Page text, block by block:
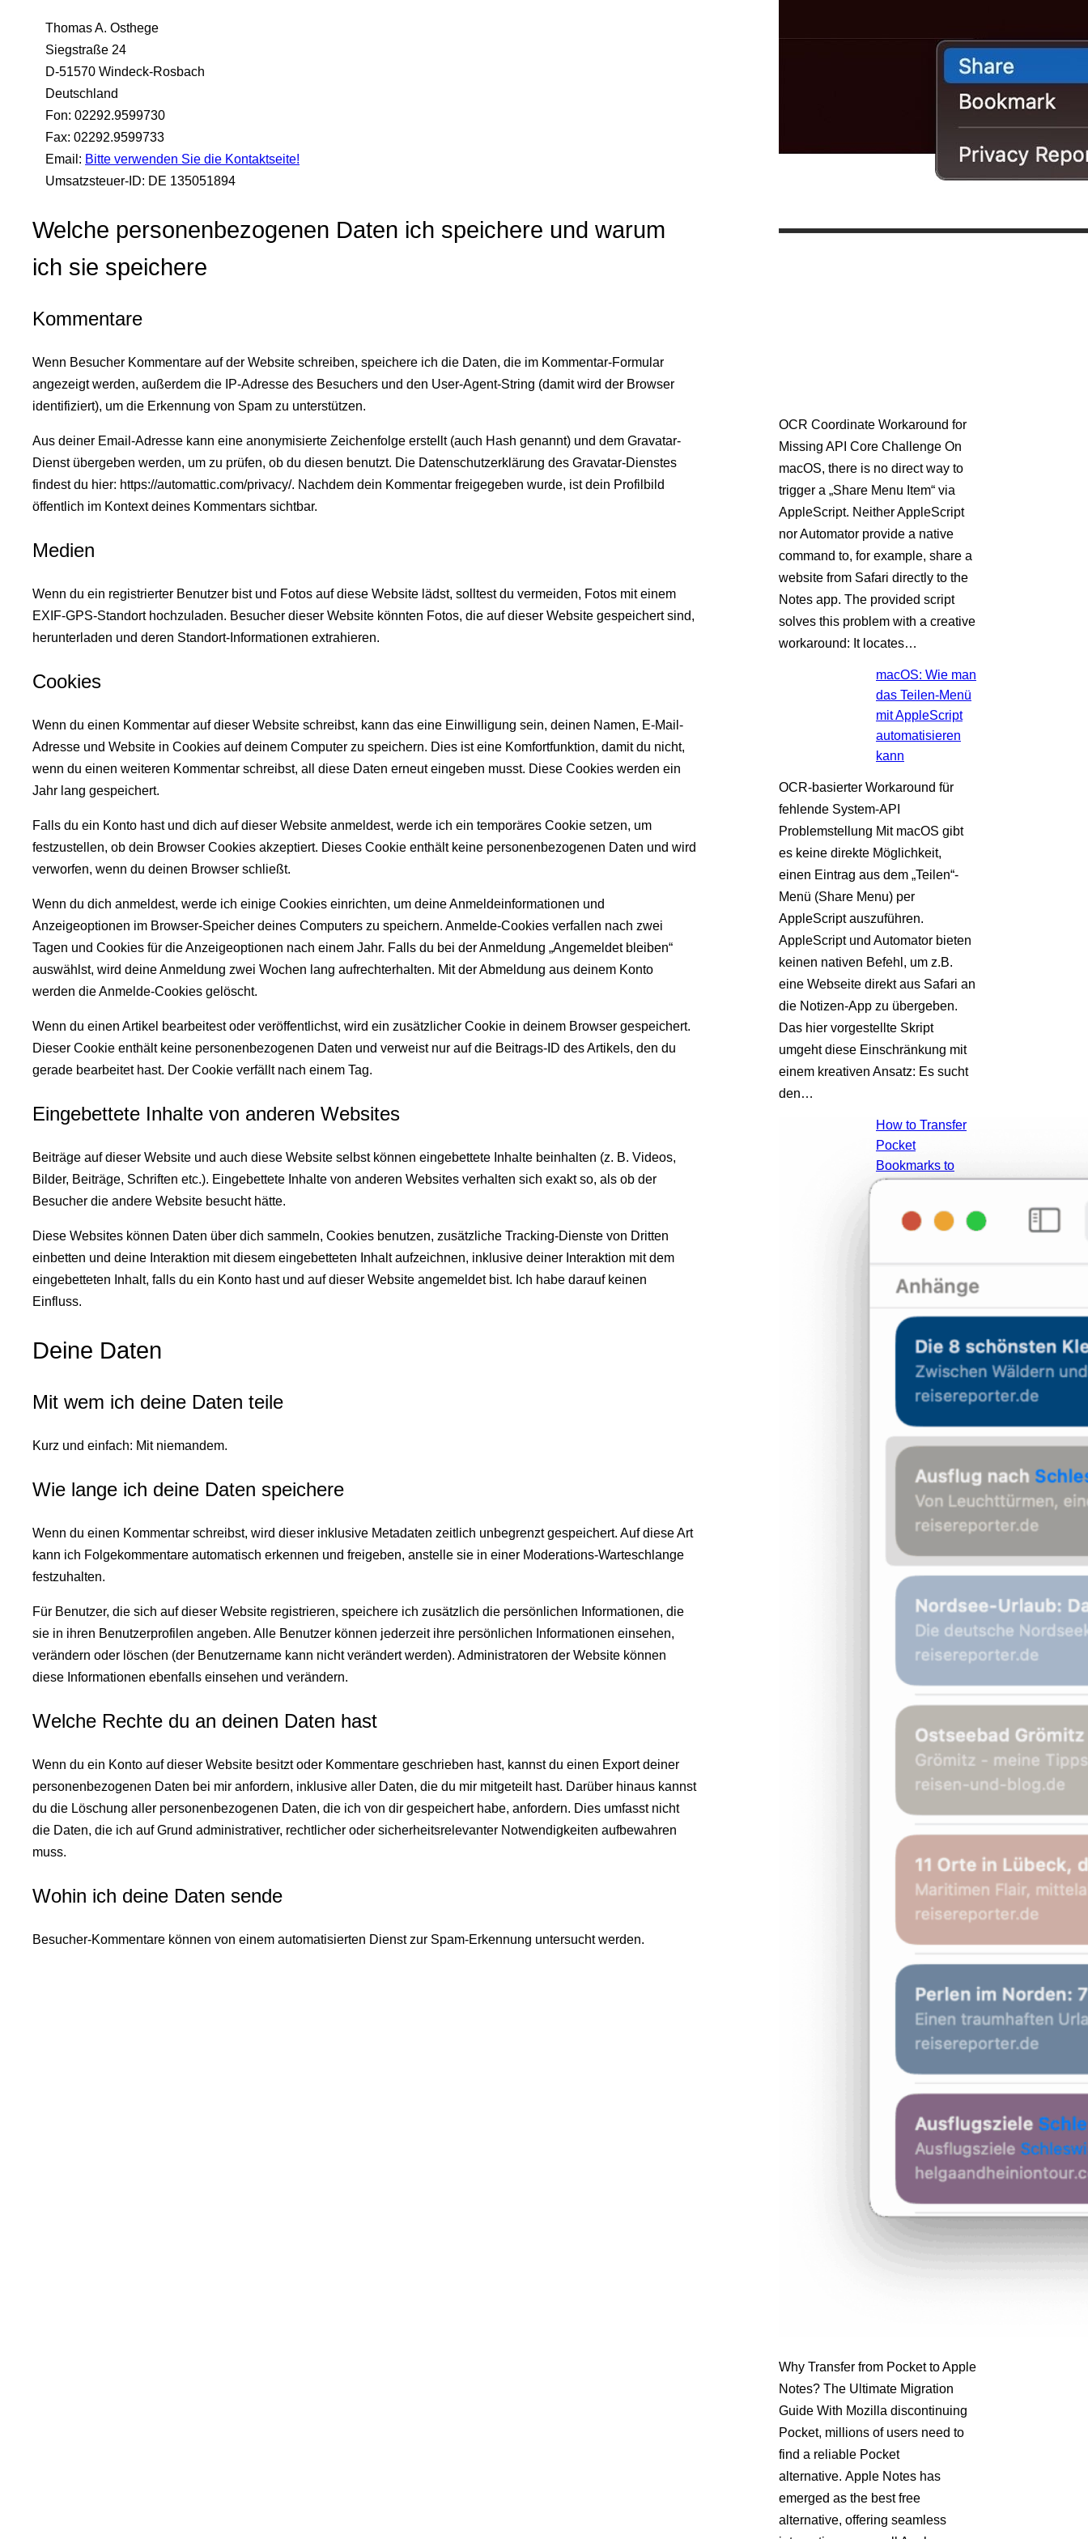
Thomas A. Osthege
Siegstraße 24
D-51570 Windeck-Rosbach
Deutschland
Fon: 02292.9599730
Fax: 02292.9599733
Email: Bitte verwenden Sie die Kontaktseite!
Umsatzsteuer-ID: DE 135051894
Welche personenbezogenen Daten ich speichere und warum
ich sie speichere
Kommentare
Wenn Besucher Kommentare auf der Website schreiben, speichere ich die Daten, die im Kommentar-Formular
angezeigt werden, außerdem die IP-Adresse des Besuchers und den User-Agent-String (damit wird der Browser
identifiziert), um die Erkennung von Spam zu unterstützen.
Aus deiner Email-Adresse kann eine anonymisierte Zeichenfolge erstellt (auch Hash genannt) und dem Gravatar-
Dienst übergeben werden, um zu prüfen, ob du diesen benutzt. Die Datenschutzerklärung des Gravatar-Dienstes
findest du hier: https://automattic.com/privacy/. Nachdem dein Kommentar freigegeben wurde, ist dein Profilbild
öffentlich im Kontext deines Kommentars sichtbar.
Medien
Wenn du ein registrierter Benutzer bist und Fotos auf diese Website lädst, solltest du vermeiden, Fotos mit einem
EXIF-GPS-Standort hochzuladen. Besucher dieser Website könnten Fotos, die auf dieser Website gespeichert sind,
herunterladen und deren Standort-Informationen extrahieren.
Cookies
Wenn du einen Kommentar auf dieser Website schreibst, kann das eine Einwilligung sein, deinen Namen, E-Mail-
Adresse und Website in Cookies auf deinem Computer zu speichern. Dies ist eine Komfortfunktion, damit du nicht,
wenn du einen weiteren Kommentar schreibst, all diese Daten erneut eingeben musst. Diese Cookies werden ein
Jahr lang gespeichert.
Falls du ein Konto hast und dich auf dieser Website anmeldest, werde ich ein temporäres Cookie setzen, um
festzustellen, ob dein Browser Cookies akzeptiert. Dieses Cookie enthält keine personenbezogenen Daten und wird
verworfen, wenn du deinen Browser schließt.
Wenn du dich anmeldest, werde ich einige Cookies einrichten, um deine Anmeldeinformationen und
Anzeigeoptionen im Browser-Speicher deines Computers zu speichern. Anmelde-Cookies verfallen nach zwei
Tagen und Cookies für die Anzeigeoptionen nach einem Jahr. Falls du bei der Anmeldung „Angemeldet bleiben“
auswählst, wird deine Anmeldung zwei Wochen lang aufrechterhalten. Mit der Abmeldung aus deinem Konto
werden die Anmelde-Cookies gelöscht.
Wenn du einen Artikel bearbeitest oder veröffentlichst, wird ein zusätzlicher Cookie in deinem Browser gespeichert.
Dieser Cookie enthält keine personenbezogenen Daten und verweist nur auf die Beitrags-ID des Artikels, den du
gerade bearbeitet hast. Der Cookie verfällt nach einem Tag.
Eingebettete Inhalte von anderen Websites
Beiträge auf dieser Website und auch diese Website selbst können eingebettete Inhalte beinhalten (z. B. Videos,
Bilder, Beiträge, Schriften etc.). Eingebettete Inhalte von anderen Websites verhalten sich exakt so, als ob der
Besucher die andere Website besucht hätte.
Diese Websites können Daten über dich sammeln, Cookies benutzen, zusätzliche Tracking-Dienste von Dritten
einbetten und deine Interaktion mit diesem eingebetteten Inhalt aufzeichnen, inklusive deiner Interaktion mit dem
eingebetteten Inhalt, falls du ein Konto hast und auf dieser Website angemeldet bist. Ich habe darauf keinen
Einfluss.
Deine Daten
Mit wem ich deine Daten teile
Kurz und einfach: Mit niemandem.
Wie lange ich deine Daten speichere
Wenn du einen Kommentar schreibst, wird dieser inklusive Metadaten zeitlich unbegrenzt gespeichert. Auf diese Art
kann ich Folgekommentare automatisch erkennen und freigeben, anstelle sie in einer Moderations-Warteschlange
festzuhalten.
Für Benutzer, die sich auf dieser Website registrieren, speichere ich zusätzlich die persönlichen Informationen, die
sie in ihren Benutzerprofilen angeben. Alle Benutzer können jederzeit ihre persönlichen Informationen einsehen,
verändern oder löschen (der Benutzername kann nicht verändert werden). Administratoren der Website können
diese Informationen ebenfalls einsehen und verändern.
Welche Rechte du an deinen Daten hast
Wenn du ein Konto auf dieser Website besitzt oder Kommentare geschrieben hast, kannst du einen Export deiner
personenbezogenen Daten bei mir anfordern, inklusive aller Daten, die du mir mitgeteilt hast. Darüber hinaus kannst
du die Löschung aller personenbezogenen Daten, die ich von dir gespeichert habe, anfordern. Dies umfasst nicht
die Daten, die ich auf Grund administrativer, rechtlicher oder sicherheitsrelevanter Notwendigkeiten aufbewahren
muss.
Wohin ich deine Daten sende
Besucher-Kommentare können von einem automatisierten Dienst zur Spam-Erkennung untersucht werden.
Share Menu via
OCR Coordinate Workaround for
Missing API Core Challenge On
macOS, there is no direct way to
trigger a „Share Menu Item“ via
AppleScript. Neither AppleScript
nor Automator provide a native
command to, for example, share a
website from Safari directly to the
Notes app. The provided script
solves this problem with a creative
workaround: It locates…
macOS: Wie man
das Teilen-Menü
mit AppleScript
automatisieren
kann
OCR-basierter Workaround für
fehlende System-API
Problemstellung Mit macOS gibt
es keine direkte Möglichkeit,
einen Eintrag aus dem „Teilen“-
Menü (Share Menu) per
AppleScript auszuführen.
AppleScript und Automator bieten
keinen nativen Befehl, um z.B.
eine Webseite direkt aus Safari an
die Notizen-App zu übergeben.
Das hier vorgestellte Skript
umgeht diese Einschränkung mit
einem kreativen Ansatz: Es sucht
den…
How to Transfer
Pocket
Bookmarks to
Apple Notes on
(Complete 2025
Why Transfer from Pocket to Apple
Notes? The Ultimate Migration
Guide With Mozilla discontinuing
Pocket, millions of users need to
find a reliable Pocket
alternative. Apple Notes has
emerged as the best free
alternative, offering seamless